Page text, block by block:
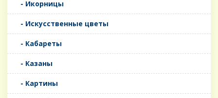
- Икорницы
- Искусственные цветы
- Кабареты
- Казаны
- Картины